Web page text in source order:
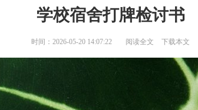
学校宿舍打牌检讨书
时间：2026-05-20 14:07:22 阅读全文 下载本文